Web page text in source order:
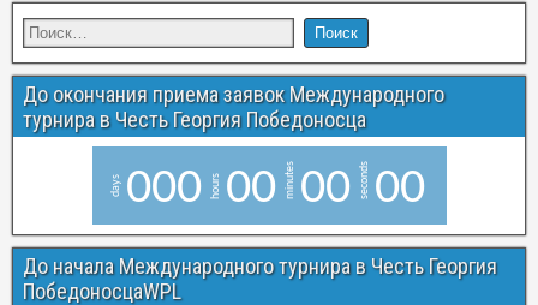
До окончания приема заявок Международного
турнира в Честь Георгия Победоносца
days 000 hours 00 minutes 00 seconds 00
До начала Международного турнира в Честь Георгия
ПобедоносцаWPL